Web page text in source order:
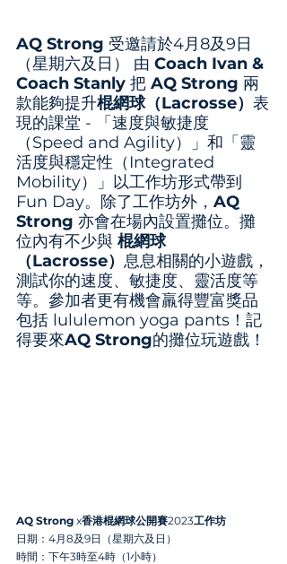
AQ Strong 受邀請於4⽉8及9⽇
（星期六及⽇） 由 Coach Ivan &
Coach Stanly 把 AQ Strong 兩
款能夠提升棍網球（Lacrosse） 表
現的課堂 - 「速度與敏捷度
（Speed and Agility）」和「靈
活度與穩定性（Integrated
Mobility）」以工作坊形式帶到
Fun Day。除了工作坊外， AQ
Strong 亦會在場內設置攤位。攤
位內有不少與 棍網球
（Lacrosse） 息息相關的小遊戲，
測試你的速度、敏捷度、靈活度等
等。參加者更有機會羸得豐富獎品
包括 lululemon yoga pants！記
得要來AQ Strong的攤位玩遊戲！
AQ Strong x香港棍網球公開賽2023工作坊
⽇期：4⽉8及9⽇（星期六及⽇）
時間：下午3時⾄4時（1小時）